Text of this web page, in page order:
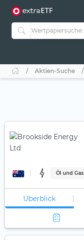
Aktien-Suche
Öl und Gas
Überblick